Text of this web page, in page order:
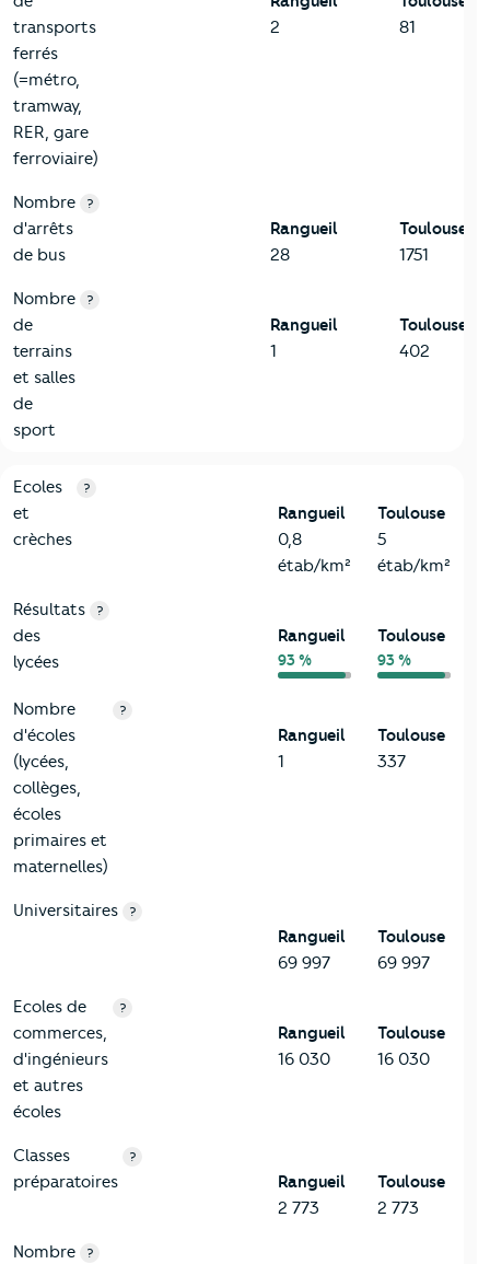
transports
ferrés
(=métro,
tramway,
RER, gare
ferroviaire)
2
81
Nombre
d'arrêts
de bus
?
Rangueil
28
Toulouse
1751
Nombre
de
terrains
et salles
de
sport
?
Rangueil
1
Toulouse
402
4-Education
Critères
Ecoles
et
crèches
?
Rangueil
0,8
étab/km²
Toulouse
5
étab/km²
Résultats
des
lycées
?
Rangueil
93 %
Toulouse
93 %
Nombre
d'écoles
(lycées,
collèges,
écoles
primaires et
maternelles)
?
Rangueil
1
Toulouse
337
Universitaires ?
Rangueil
69 997
Toulouse
69 997
Ecoles de
commerces,
d'ingénieurs
et autres
écoles
?
Rangueil
16 030
Toulouse
16 030
Classes
préparatoires
?
Rangueil
2 773
Toulouse
2 773
Nombre
?